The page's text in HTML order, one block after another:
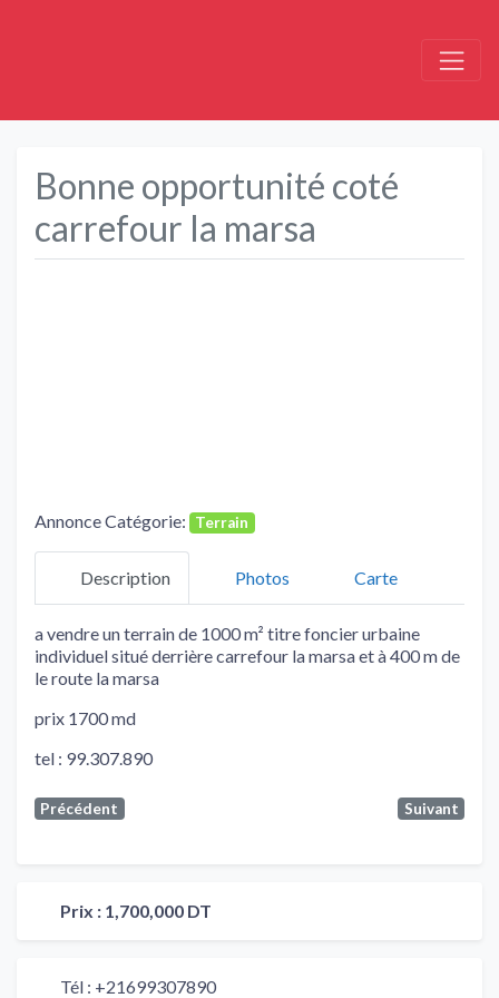
Bonne opportunité coté
carrefour la marsa
Annonce Catégorie: Terrain
Description Photos Carte
a vendre un terrain de 1000 m² titre foncier urbaine
individuel situé derrière carrefour la marsa et à 400 m de
le route la marsa
prix 1700 md
tel : 99.307.890
Précédent Suivant
Prix : 1,700,000 DT
Tél : +21699307890